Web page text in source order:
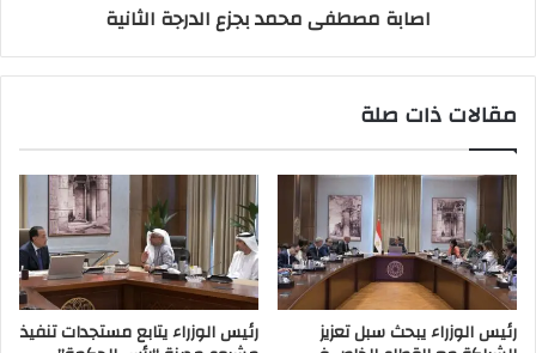
اصابة مصطفى محمد بجزع الدرجة الثانية
مقالات ذات صلة
رئيس الوزراء يبحث سبل تعزيز رئيس الوزراء يتابع مستجدات تنفيذ